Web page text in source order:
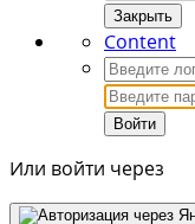
Закрыть
Content
Войти
Или войти через